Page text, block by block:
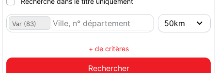
Var (83)
+ de critères